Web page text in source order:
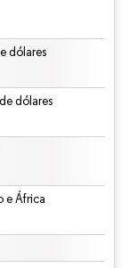
dólares
dólares
e África